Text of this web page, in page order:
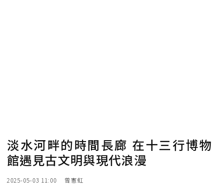
淡水河畔的時間長廊 在十三行博物
館遇見古文明與現代浪漫
2025-05-03 11:00 曾憲虹